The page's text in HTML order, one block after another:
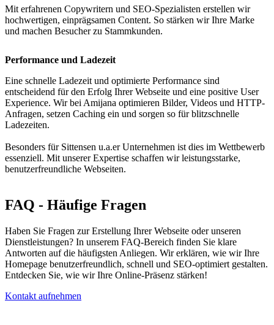
Mit erfahrenen Copywritern und SEO-Spezialisten erstellen wir
hochwertigen, einprägsamen Content. So stärken wir Ihre Marke
und machen Besucher zu Stammkunden.
Performance und Ladezeit
Eine schnelle Ladezeit und optimierte Performance sind
entscheidend für den Erfolg Ihrer Webseite und eine positive User
Experience. Wir bei Amijana optimieren Bilder, Videos und HTTP-
Anfragen, setzen Caching ein und sorgen so für blitzschnelle
Ladezeiten.
Besonders für Sittensen u.a.er Unternehmen ist dies im Wettbewerb
essenziell. Mit unserer Expertise schaffen wir leistungsstarke,
benutzerfreundliche Webseiten.
FAQ - Häufige Fragen
Haben Sie Fragen zur Erstellung Ihrer Webseite oder unseren
Dienstleistungen? In unserem FAQ-Bereich finden Sie klare
Antworten auf die häufigsten Anliegen. Wir erklären, wie wir Ihre
Homepage benutzerfreundlich, schnell und SEO-optimiert gestalten.
Entdecken Sie, wie wir Ihre Online-Präsenz stärken!
Kontakt aufnehmen